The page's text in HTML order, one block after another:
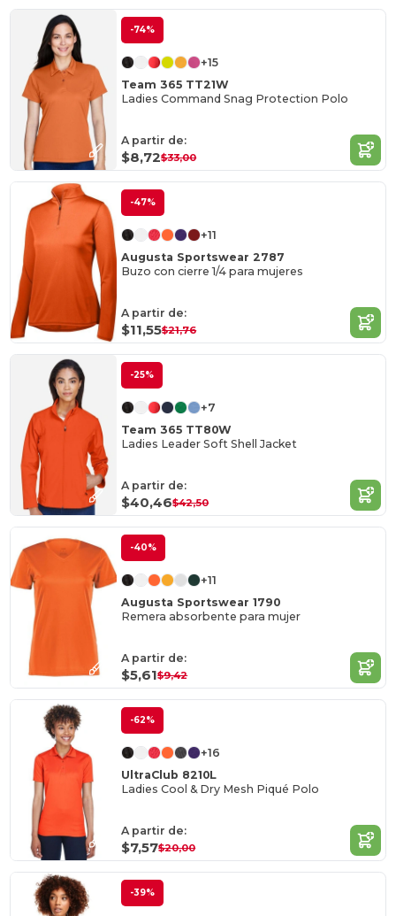
-74%
+15
Team 365 TT21W
Ladies Command Snag Protection Polo
A partir de:
$8,72$33,00
-47%
+11
Augusta Sportswear 2787
Buzo con cierre 1/4 para mujeres
A partir de:
$11,55$21,76
-25%
+7
Team 365 TT80W
Ladies Leader Soft Shell Jacket
A partir de:
$40,46$42,50
-40%
+11
Augusta Sportswear 1790
Remera absorbente para mujer
A partir de:
$5,61$9,42
-62%
+16
UltraClub 8210L
Ladies Cool & Dry Mesh Piqué Polo
A partir de:
$7,57$20,00
-39%